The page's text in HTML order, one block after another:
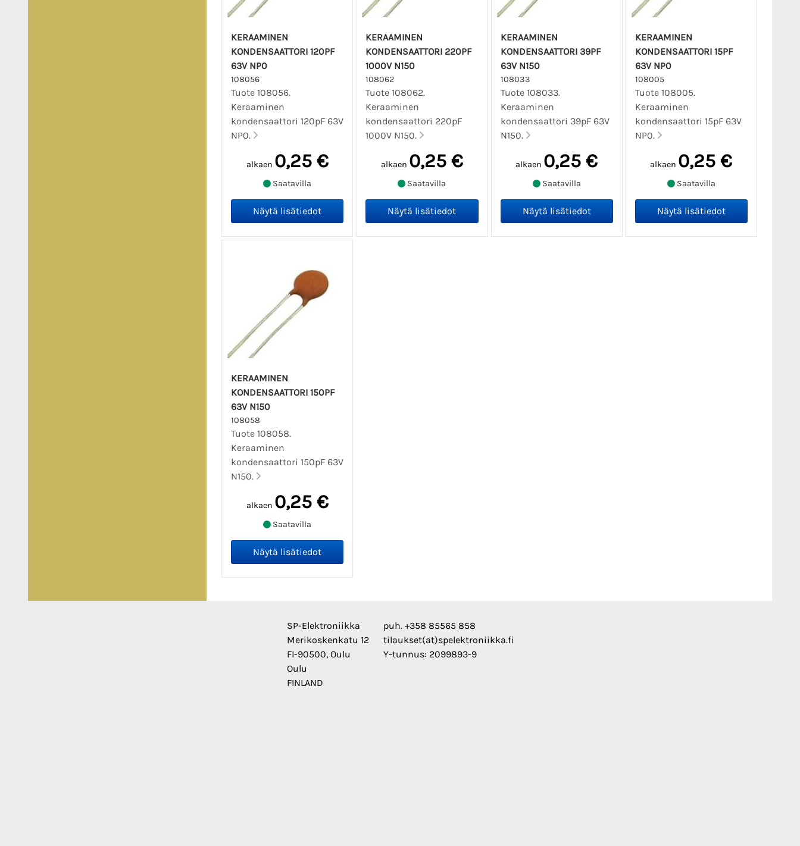
KERAAMINEN
KONDENSAATTORI 120PF
63V NP0
108056
Tuote 108056.
Keraaminen
kondensaattori 120pF 63V
NP0.
alkaen 0,25 €
Saatavilla
KERAAMINEN
KONDENSAATTORI 220PF
1000V N150
108062
Tuote 108062.
Keraaminen
kondensaattori 220pF
1000V N150.
alkaen 0,25 €
Saatavilla
KERAAMINEN
KONDENSAATTORI 39PF
63V N150
108033
Tuote 108033.
Keraaminen
kondensaattori 39pF 63V
N150.
alkaen 0,25 €
Saatavilla
KERAAMINEN
KONDENSAATTORI 15PF
63V NP0
108005
Tuote 108005.
Keraaminen
kondensaattori 15pF 63V
NP0.
alkaen 0,25 €
Saatavilla
KERAAMINEN
KONDENSAATTORI 150PF
63V N150
108058
Tuote 108058.
Keraaminen
kondensaattori 150pF 63V
N150.
alkaen 0,25 €
Saatavilla
SP-Elektroniikka
Merikoskenkatu 12
FI-90500, Oulu
Oulu
FINLAND
puh. +358 85565 858
tilaukset(at)spelektroniikka.fi
Y-tunnus: 2099893-9